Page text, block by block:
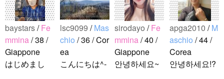
Chinese Characters to Pinyin with Tone Marks Converter
Half Size Katakana to Full Size Katakana
Converter
Strings/Data
Character Counter
Uppercase/Lowercase Converter
Katakana Pronunciation Table
Hangul Pronunciation Table
baystars/Fe
mmina/ 38 /
Giappone
はじめまし
lsc9099 /Mas
chio / 36 / Cor
ea
こんにちは^-
sirodayo /Fe
mmina/ 40 /
Giappone
안녕하세요~
apga2010 /M
aschio / 44 /
Corea
안녕하세요!?